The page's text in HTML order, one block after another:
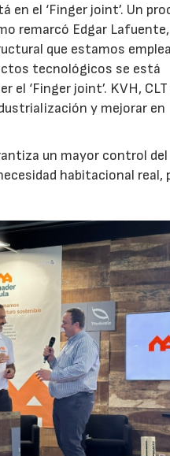
el ‘Finger joint’. Un
remarcó Edgar
que estamos
tecnológicos se está
‘Finger joint’. KVH, CLT
y mejorar en
un mayor control del
habitacional real,